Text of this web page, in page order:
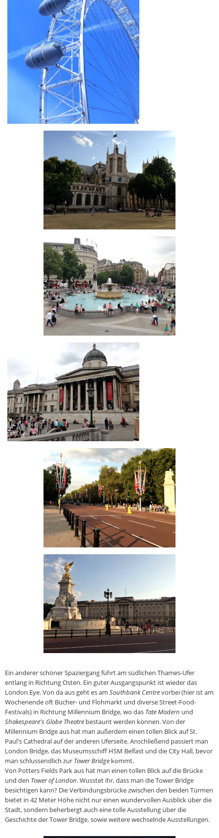
Ein anderer schöner Spaziergang führt am südlichen Thames-Ufer
entlang in Richtung Osten. Ein guter Ausgangspunkt ist wieder das
London Eye. Von da aus geht es am Southbank Centrevorbei (hier ist am
Wochenende oft Bücher- und Flohmarkt und diverse Street-Food-
Festivals) in Richtung Millennium Bridge, wo das Tate Modern und
Shakespeare's Globe Theatre bestaunt werden können. Von der
Millennium Bridge aus hat man außerdem einen tollen Blick auf St.
Paul's Cathedral auf der anderen Uferseite. Anschließend passiert man
London Bridge, das Museumsschiff HSM Belfast und die City Hall, bevor
man schlussendlich zur Tower Bridge kommt.
Von Potters Fields Park aus hat man einen tollen Blick auf die Brücke
und den Tower of London. Wusstet ihr, dass man die Tower Bridge
besichtigen kann? Die Verbindungsbrücke zwischen den beiden Türmen
bietet in 42 Meter Höhe nicht nur einen wundervollen Ausblick über die
Stadt, sondern beherbergt auch eine tolle Ausstellung über die
Geschichte der Tower Bridge, sowie weitere wechselnde Ausstellungen.